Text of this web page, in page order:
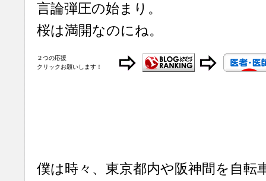
言論弾圧の始まり。
桜は満開なのにね。
２つの応援
クリックお願いします！
僕は時々、東京都内や阪神間を自転